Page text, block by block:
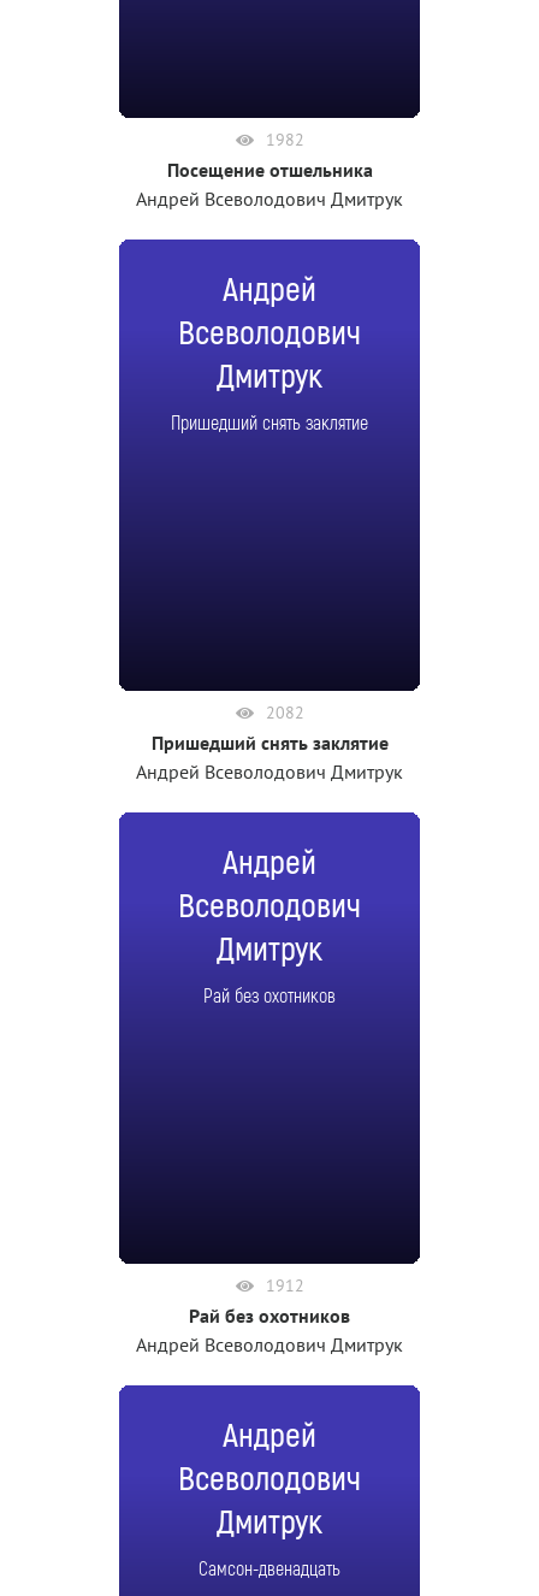
1982
Посещение отшельника
Андрей Всеволодович Дмитрук
Андрей
Всеволодович
Дмитрук
Пришедший снять заклятие
2082
Пришедший снять заклятие
Андрей Всеволодович Дмитрук
Андрей
Всеволодович
Дмитрук
Рай без охотников
1912
Рай без охотников
Андрей Всеволодович Дмитрук
Андрей
Всеволодович
Дмитрук
Самсон-двенадцать